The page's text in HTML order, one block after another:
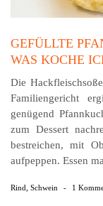
GEFÜLLTE
WAS KOCHE
Die
Familiengericht
genügend
zum Dessert
bestreichen, mit
aufpeppen. Essen
Rind Schwein - 1